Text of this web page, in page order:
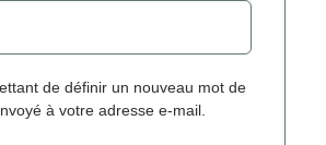
de définir un nouveau mot de
à votre adresse e-mail.